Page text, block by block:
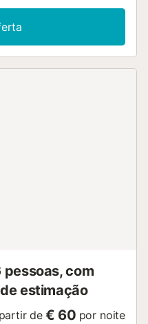
para relaxarem ou
A propriedade
privado à porta e
adicional. A
com
estimação
de € 60 por noite